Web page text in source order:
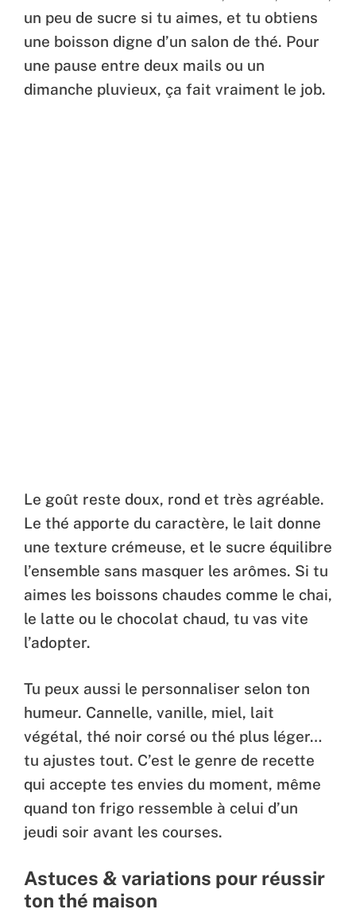
un peu de sucre si tu aimes, et tu obtiens
une boisson digne d’un salon de thé. Pour
une pause entre deux mails ou un
dimanche pluvieux, ça fait vraiment le job.
Le goût reste doux, rond et très agréable.
Le thé apporte du caractère, le lait donne
une texture crémeuse, et le sucre équilibre
l’ensemble sans masquer les arômes. Si tu
aimes les boissons chaudes comme le chai,
le latte ou le chocolat chaud, tu vas vite
l’adopter.
Tu peux aussi le personnaliser selon ton
humeur. Cannelle, vanille, miel, lait
végétal, thé noir corsé ou thé plus léger…
tu ajustes tout. C’est le genre de recette
qui accepte tes envies du moment, même
quand ton frigo ressemble à celui d’un
jeudi soir avant les courses.
Astuces & variations pour réussir
ton thé maison